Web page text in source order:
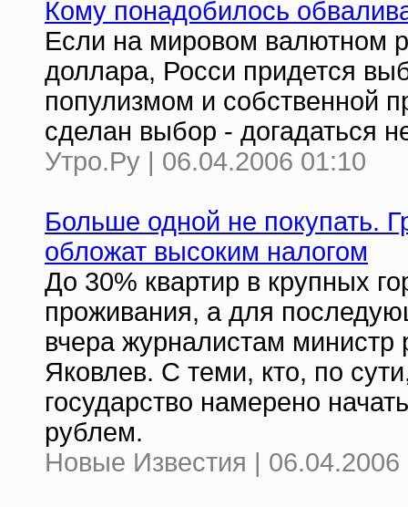
Кому понадобилось
Если на мировом валютном
доллара, Росси придется
популизмом и собственной
сделан выбор - догадаться
Утро.Ру | 06.04.2006 01:10
Больше одной не покупать.
обложат высоким налогом
До 30% квартир в крупных
проживания, а для
вчера журналистам министр
Яковлев. С теми, кто, по
государство намерено
рублем.
Новые Известия | 06.04.2006